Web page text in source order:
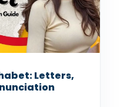
Letters,